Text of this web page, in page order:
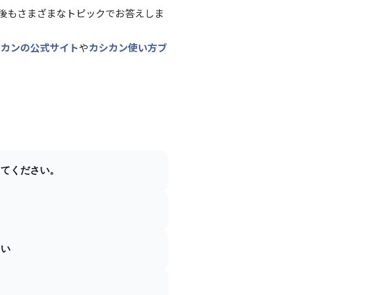
もさまざまなトピックでお答えしま
ンの公式サイトやカシカン使い方ブ
ください。